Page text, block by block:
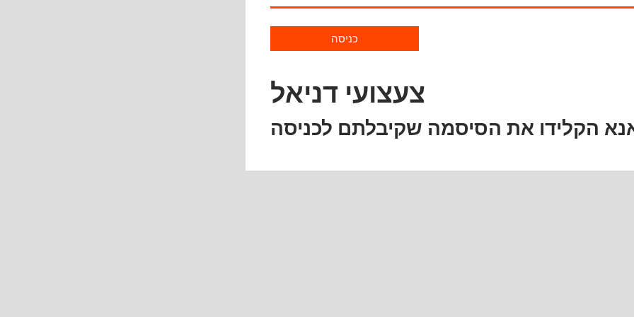
כניסה
צעצועי דניאל
הקלידו את הסיסמה שקיבלתם לכניסה